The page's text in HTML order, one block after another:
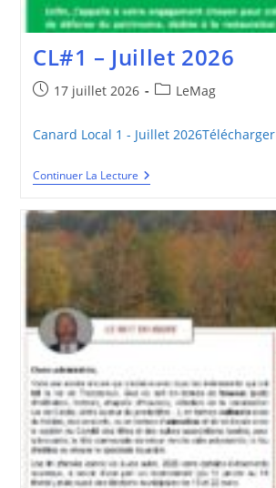
CL#1 – Juillet 2026
Publication
17 juillet 2026
PostLeMag
Canard Local 1 - Juillet 2026Télécharger
Continuer La LectureCL#1
–
2026